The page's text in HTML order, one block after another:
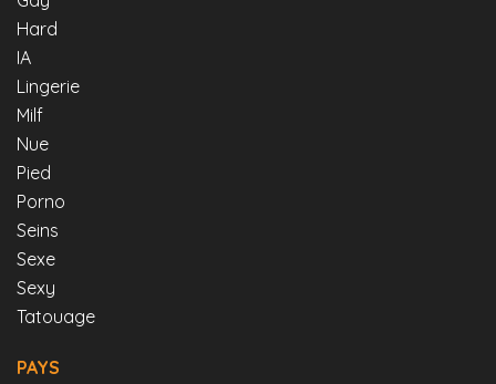
Hard
IA
Lingerie
Milf
Nue
Pied
Porno
Seins
Sexe
Sexy
Tatouage
PAYS